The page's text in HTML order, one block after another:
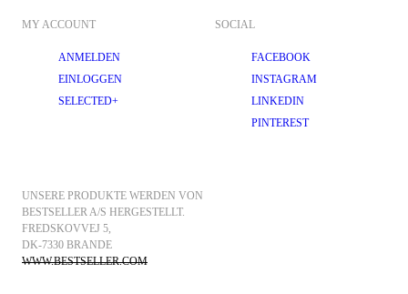
MY ACCOUNT
ANMELDEN
EINLOGGEN
SELECTED+
SOCIAL
FACEBOOK
INSTAGRAM
LINKEDIN
PINTEREST
UNSERE PRODUKTE WERDEN VON
BESTSELLER A/S HERGESTELLT.
FREDSKOVVEJ 5,
DK-7330 BRANDE
WWW.BESTSELLER.COM